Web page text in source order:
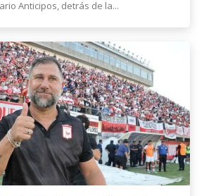
Anticipos, detrás de la...